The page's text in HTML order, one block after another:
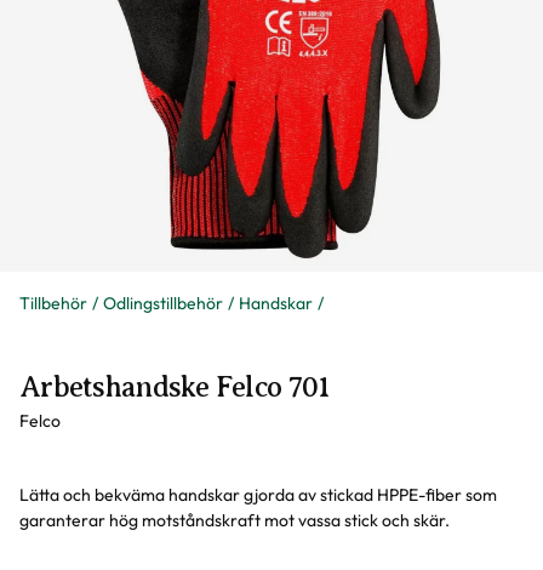
Tillbehör Odlingstillbehör Handskar
Arbetshandske Felco 701
Felco
Lätta och bekväma handskar gjorda av stickad HPPE-fiber som
garanterar hög motståndskraft mot vassa stick och skär.